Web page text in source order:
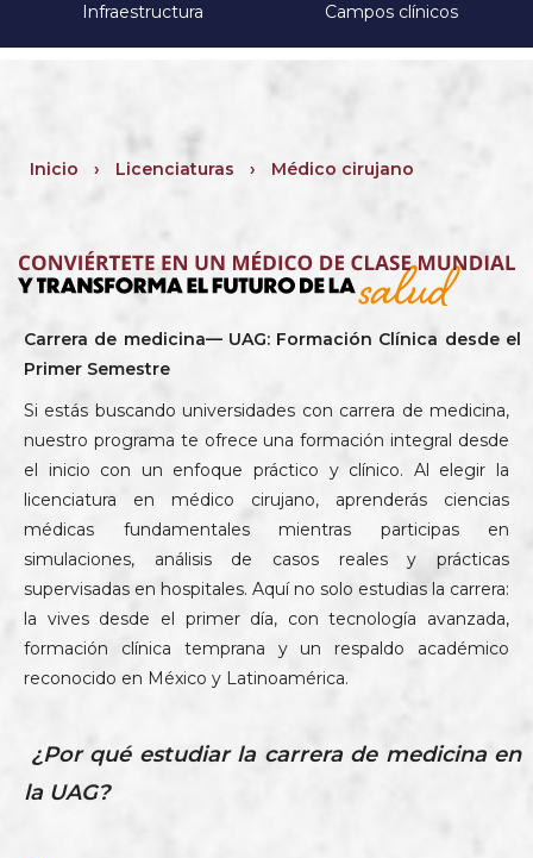
Infraestructura Campos clínicos
Inicio › Licenciaturas › Médico cirujano
Carrera de medicina— UAG: Formación Clínica desde el
Primer Semestre
Si estás buscando universidades con carrera de medicina,
nuestro programa te ofrece una formación integral desde
el inicio con un enfoque práctico y clínico. Al elegir la
licenciatura en médico cirujano, aprenderás ciencias
médicas fundamentales mientras participas en
simulaciones, análisis de casos reales y prácticas
supervisadas en hospitales. Aquí no solo estudias la carrera:
la vives desde el primer día, con tecnología avanzada,
formación clínica temprana y un respaldo académico
reconocido en México y Latinoamérica.
¿Por qué estudiar la carrera de medicina en
la UAG?